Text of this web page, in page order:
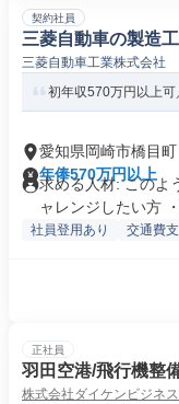
契約社員
三菱自動車の製造
三菱自動車工業株式会社
初年収570万円以上
愛知県岡崎市橋目町
年俸570万円以上
求める人材: このよ
ャレンジしたい方 ・
社員登用あり 交通費
正社員
羽田空港/飛行機整
株式会社ダイケンビジネス